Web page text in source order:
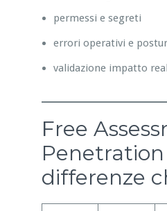
permessi e segreti
errori operativi e
validazione impatto
Free
Penetration
differenze